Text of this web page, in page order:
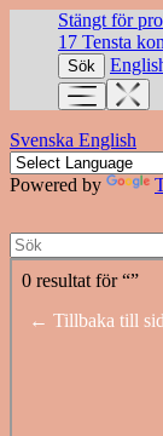
Stängt för
17 Tensta
Sök
Svenska English
Powered by